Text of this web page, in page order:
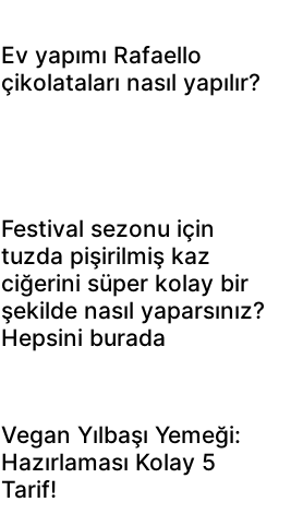
Ev yapımı Rafaello
çikolataları nasıl yapılır?
Festival sezonu için
tuzda pişirilmiş kaz
ciğerini süper kolay bir
şekilde nasıl yaparsınız?
Hepsini burada
Vegan Yılbaşı Yemeği:
Hazırlaması Kolay 5
Tarif!